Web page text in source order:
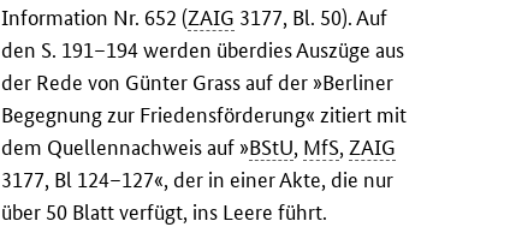
Information Nr. 652 (ZAIG 3177, Bl. 50). Auf
den S. 191–194 werden überdies Auszüge aus
der Rede von Günter Grass auf der »Berliner
Begegnung zur Friedensförderung« zitiert mit
dem Quellennachweis auf »BStU, MfS,ZAIG
3177, Bl 124–127«, der in einer Akte, die nur
über 50 Blatt verfügt, ins Leere führt.